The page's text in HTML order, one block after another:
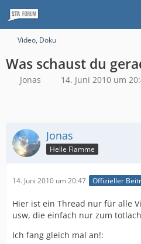
Video, Doku
Was schaust du
Jonas 14. Juni 2010 um
Jonas
Helle Flamme
14. Juni 2010 um 20:47 Offizieller
Hier ist ein Thread nur für alle
usw, die einfach nur zum
Ich fang gleich mal an!: